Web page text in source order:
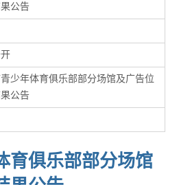
公告
少年体育俱乐部部分场馆及广告位
公告
育俱乐部部分场馆